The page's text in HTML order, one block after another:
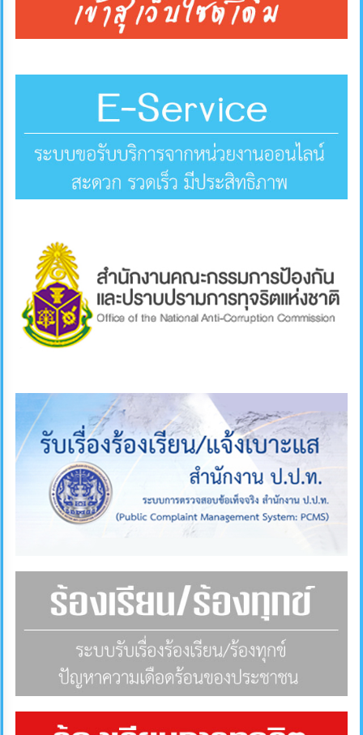
ทรัพยากร
เสริม
การ
จัด
ซื้อ
จัด
จ้าง
เงิน
การ
คลัง
แผนการ
ป้องกัน
ดำเนิน
ป้องกัน